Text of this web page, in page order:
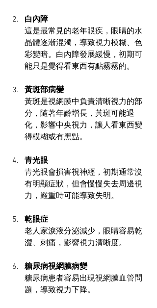
白內障
這是最常見的老年眼疾，眼睛的水
晶體逐漸混濁，導致視力模糊、色
彩變暗。白內障發展緩慢，初期可
能只是覺得看東西有點霧霧的。
黃斑部病變
黃斑是視網膜中負責清晰視力的部
分，隨著年齡增長，黃斑可能退
化，影響中央視力，讓人看東西變
得模糊或有黑點。
青光眼
青光眼會損害視神經，初期通常沒
有明顯症狀，但會慢慢失去周邊視
力，嚴重時可能導致失明。
乾眼症
老人家淚液分泌減少，眼睛容易乾
澀、刺痛，影響視力清晰度。
糖尿病視網膜病變
糖尿病患者容易出現視網膜血管問
題，導致視力下降。